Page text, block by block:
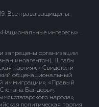
Все права защищены.
интересы» .
запрещены организации
иноагентом), Штабы
партия», «Свидетели
общенациональный
иммиграции», «Правый
Бандеры»,
народа»,
политическая партия